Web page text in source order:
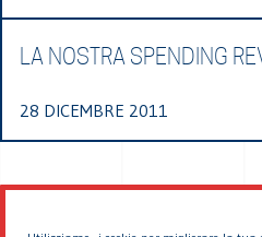
LA NOSTRA SPENDING
28 DICEMBRE 2011